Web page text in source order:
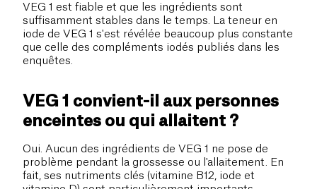
VEG 1 est fiable et que les ingrédients sont
suffisamment stables dans le temps. La teneur en
iode de VEG 1 s'est révélée beaucoup plus constante
que celle des compléments iodés publiés dans les
enquêtes.
VEG 1 convient-il aux personnes
enceintes ou qui allaitent ?
Oui. Aucun des ingrédients de VEG 1 ne pose de
problème pendant la grossesse ou l'allaitement. En
fait, ses nutriments clés (vitamine B12, iode et